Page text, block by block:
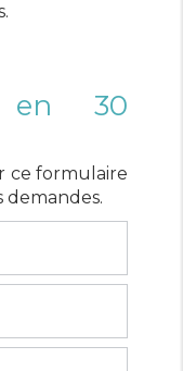
en 30
ce formulaire
demandes.